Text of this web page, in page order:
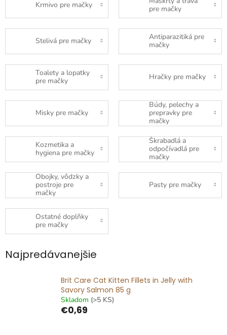
Krmivo pre mačky
pre mačky
Stelivá pre mačky
Antiparazitiká pre
mačky
Toalety a lopatky
pre mačky
Hračky pre mačky
Misky pre mačky
Búdy, pelechy a
prepravky pre
mačky
Kozmetika a
hygiena pre mačky
Škrabadlá a
odpočívadlá pre
mačky
Obojky, vôdzky a
postroje pre
mačky
Pasty pre mačky
Ostatné doplňky
pre mačky
Najpredávanejšie
Brit Care Cat Kitten Fillets in Jelly with
Savory Salmon 85 g
Skladom (>5 KS)
€0,69